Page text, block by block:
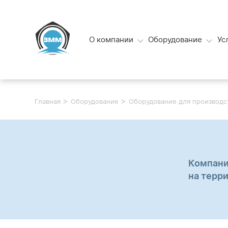
О компании Оборудование
Главная > Оборудование > Оборудование для
на